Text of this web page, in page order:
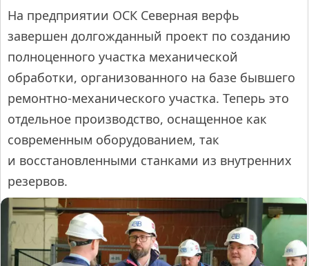
На предприятии ОСК Северная верфь
завершен долгожданный проект по созданию
полноценного участка механической
обработки, организованного на базе бывшего
ремонтно-механического участка. Теперь это
отдельное производство, оснащенное как
современным оборудованием, так
и восстановленными станками из внутренних
резервов.